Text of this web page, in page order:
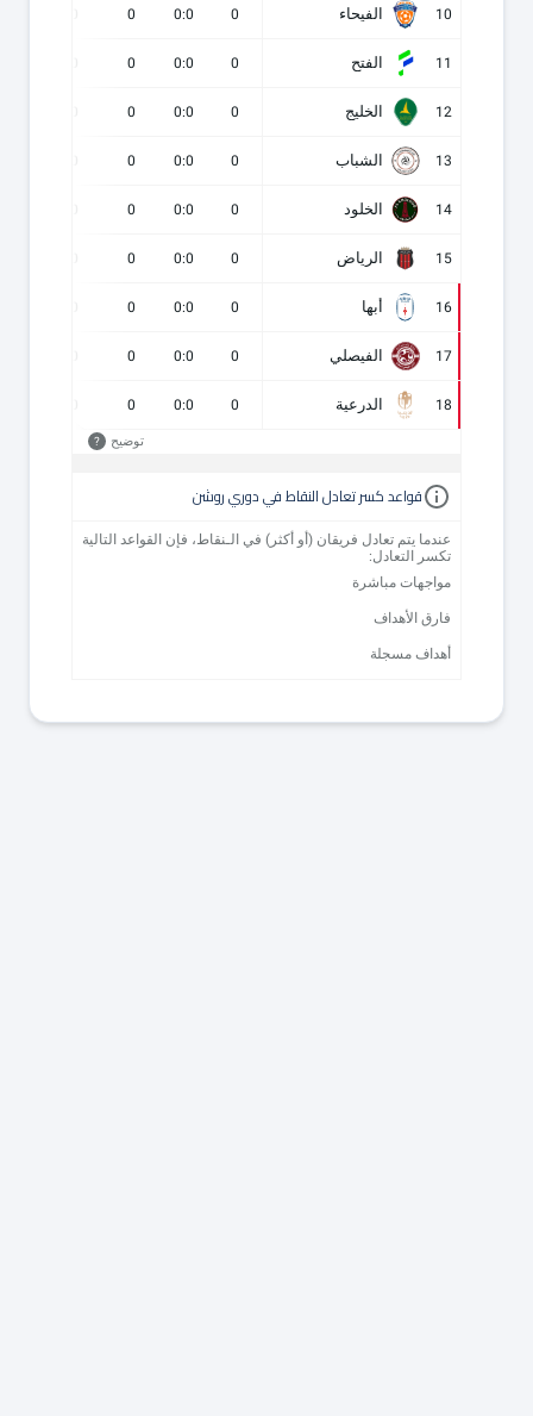
10 الفيحاء 0
0:0
0
11 الفتح 0
0:0
0
12 الخليج 0
0:0
0
13 الشباب 0
0:0
0
14 الخلود 0
0:0
0
15 الرياض 0
0:0
0
16 أبها 0
0:0
0
17 الفيصلي 0
0:0
0
18 الدرعية 0
0:0
0
توضيح ?
قواعد كسر تعادل النقاط في دوري روشن
عندما يتم تعادل فريقان (أو أكثر) في الـنقاط، فإن القواعد التالية
تكسر التعادل:
مواجهات مباشرة
فارق الأهداف
أهداف مسجلة